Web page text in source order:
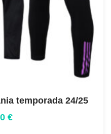
temporada 24/25
€